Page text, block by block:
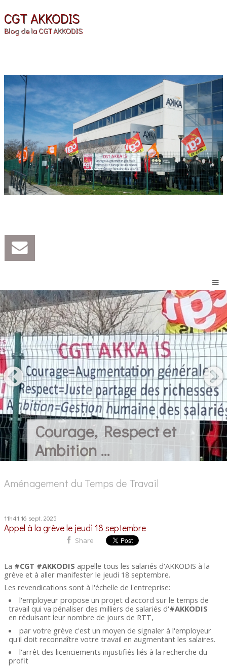
CGT AKKODIS
Blog de la CGT AKKODIS
Courage, Respect et
Ambition ...
Aménagement du Temps de Travail
11h41 16 sept. 2025
Appel à la grève le jeudi 18 septembre
Share
La #CGT #AKKODIS appelle tous les salariés d'AKKODIS à la
grève et à aller manifester le jeudi 18 septembre.
Les revendications sont à l'échelle de l'entreprise:
l'employeur propose un projet d'accord sur le temps de
travail qui va pénaliser des milliers de salariés d'#AKKODIS
en réduisant leur nombre de jours de RTT,
par votre grève c'est un moyen de signaler à l'employeur
qu'il doit reconnaître votre travail en augmentant les salaires.
l'arrêt des licenciements injustifiés liés à la recherche du
profit